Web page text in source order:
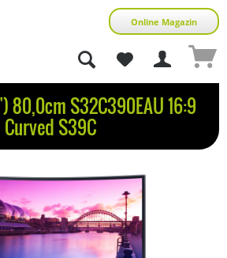
Online Magazin
80,0cm S32C390EAU 16:9
Curved S39C